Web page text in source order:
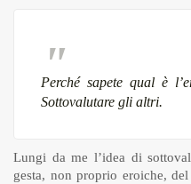
Perché sapete qual è
Sottovalutare gli altri.
Lungi da me l’idea di
gesta, non proprio eroiche,